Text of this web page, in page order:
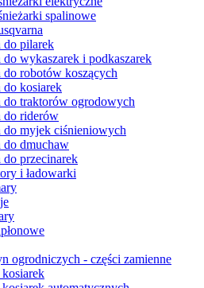
spalinowe
do pilarek
do wykaszarek i podkaszarek
do robotów koszących
do kosiarek
do traktorów ogrodowych
do riderów
do myjek ciśnieniowych
do dmuchaw
do przecinarek
i ładowarki
ogrodniczych - części zamienne